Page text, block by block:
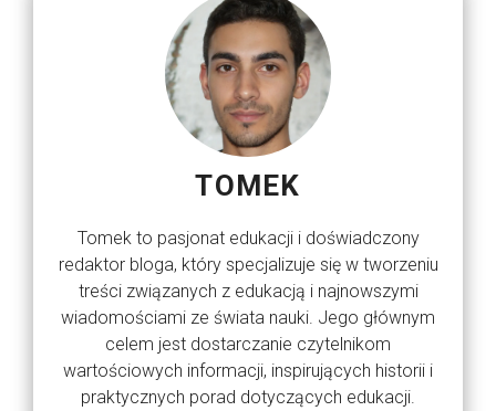
TOMEK
Tomek to pasjonat edukacji i doświadczony
redaktor bloga, który specjalizuje się w tworzeniu
treści związanych z edukacją i najnowszymi
wiadomościami ze świata nauki. Jego głównym
celem jest dostarczanie czytelnikom
wartościowych informacji, inspirujących historii i
praktycznych porad dotyczących edukacji.